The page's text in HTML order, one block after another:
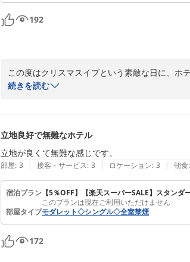
192
この度はクリスマスイブという素敵な日に、ホ
お嬢さまとの大切なひとときを当館でお過ごし
また、ささやかではございますがサンタからの
お嬢さまとの思い出に、当館でのご滞在が少し
またお会いできます日を、スタッフ一同心より
ホテルリソル上野
2025-12-28
続きを読む
立地良好で無難なホテル
立地が良くて無難な感じです。
部屋: 3 | 接客・サービス: 3 | ロケーション: 3 | 朝食:
宿泊プラン 【5％OFF】【楽天スーパーSALE】スタ
このプランは現在ご利用いただけません
部屋タイプモダレット◇シングル◇全室禁煙
172